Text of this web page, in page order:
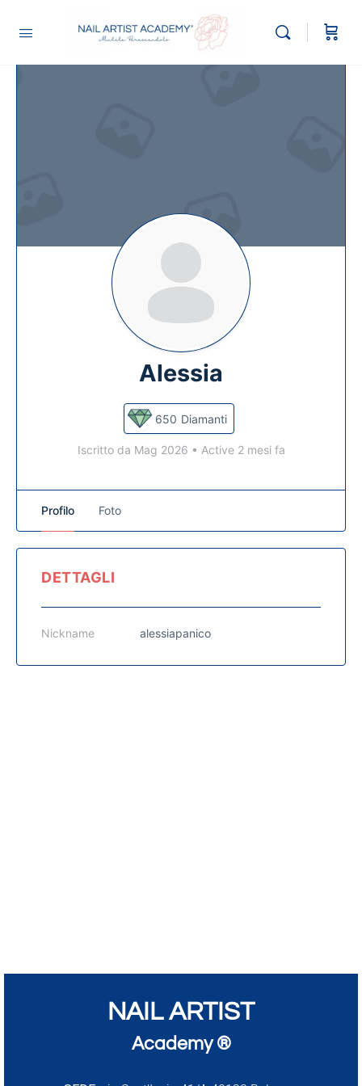
Alessia
650 Diamanti
Iscritto da Mag 2026 • Active 2 mesi fa
Profilo Foto
DETTAGLI
Nickname alessiapanico
NAIL ARTIST
Academy ®